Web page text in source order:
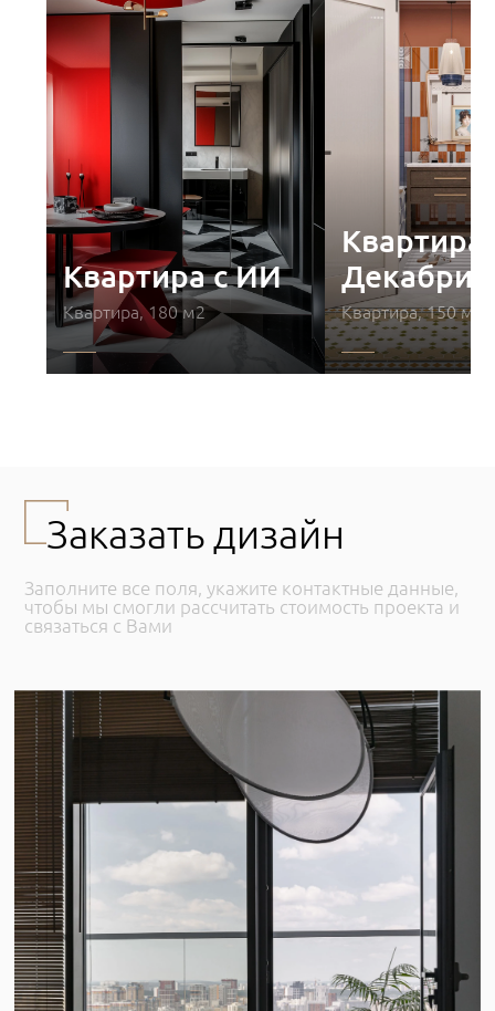
Квартира с ИИ
Квартира, 180 м2
Квартира
Квартира, 150 м2
Заказать дизайн
Заполните все поля, укажите контактные данные,
чтобы мы смогли рассчитать стоимость проекта и
связаться с Вами